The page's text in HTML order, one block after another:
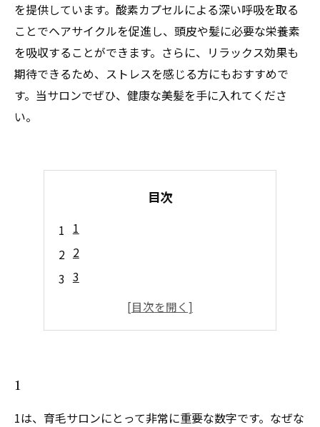
を提供しています。酸素カプセルによる深い呼吸を取る
ことでヘアサイクルを促進し、頭皮や髪に必要な栄養素
を吸収することができます。さらに、リラックス効果も
期待できるため、ストレスを感じる方にもおすすめで
す。当サロンでぜひ、健康な美髪を手に入れてくださ
い。
目次
1
2
3
1
1は、育毛サロンにとって非常に重要な数字です。なぜな